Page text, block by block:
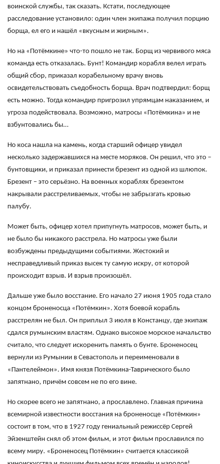
воинской службы, так сказать. Кстати, последующее
расследование установило: один член экипажа получил порцию
борща, ел его и нашёл «вкусным и жирным».
Но на «Потёмкине» что-то пошло не так. Борщ из червивого мяса
команда есть отказалась. Бунт! Командир корабля велел играть
общий сбор, приказал корабельному врачу вновь
освидетельствовать съедобность борща. Врач подтвердил: борщ
есть можно. Тогда командир пригрозил упрямцам наказанием, и
угроза подействовала. Возможно, матросы «Потёмкина» и не
взбунтовались бы…
Но коса нашла на камень, когда старший офицер увидел
несколько задержавшихся на месте моряков. Он решил, что это –
бунтовщики, и приказал принести брезент из одной из шлюпок.
Брезент – это серьёзно. На военных кораблях брезентом
накрывали расстреливаемых, чтобы не забрызгать кровью
палубу.
Может быть, офицер хотел припугнуть матросов, может быть, и
не было бы никакого расстрела. Но матросы уже были
возбуждены предыдущими событиями. Жестокий и
несправедливый приказ высек ту самую искру, от которой
происходит взрыв. И взрыв произошёл.
Дальше уже было восстание. Его начало 27 июня 1905 года стало
концом броненосца «Потёмкин». Хотя боевой корабль
расстрелян не был. Он приплыл 3 июля в Констанцу, где экипаж
сдался румынским властям. Однако высокое морское начальство
считало, что следует искоренить память о бунте. Броненосец
вернули из Румынии в Севастополь и переименовали в
«Пантелеймон». Имя князя Потёмкина-Таврического было
запятнано, причём совсем не по его вине.
Но скорее всего не запятнано, а прославлено. Главная причина
всемирной известности восстания на броненосце «Потёмкин»
состоит в том, что в 1927 году гениальный режиссёр Сергей
Эйзенштейн снял об этом фильм, и этот фильм прославился по
всему миру. «Броненосец Потёмкин» считается классикой